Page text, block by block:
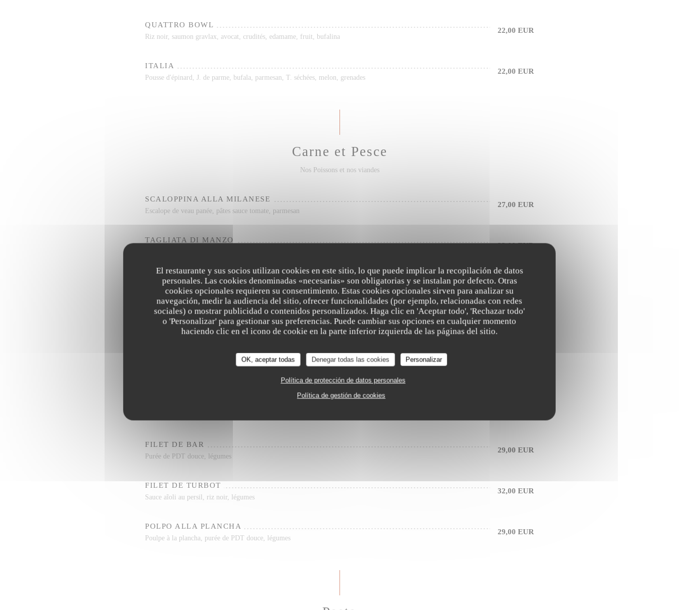
El restaurante y sus socios utilizan cookies en este sitio, lo que puede implicar la recopilación de datos
personales. Las cookies denominadas «necesarias» son obligatorias y se instalan por defecto. Otras
cookies opcionales requieren su consentimiento. Estas cookies opcionales sirven para analizar su
navegación, medir la audiencia del sitio, ofrecer funcionalidades (por ejemplo, relacionadas con redes
sociales) o mostrar publicidad o contenidos personalizados. Haga clic en 'Aceptar todo', 'Rechazar todo'
o 'Personalizar' para gestionar sus preferencias. Puede cambiar sus opciones en cualquier momento
haciendo clic en el icono de cookie en la parte inferior izquierda de las páginas del sitio.
OK, aceptar todas Denegar todas las cookies Personalizar
Política de protección de datos personales
Política de gestión de cookies
QUATTRO BOWL
Riz noir, saumon gravlax, avocat, crudités, edamame, fruit, bufalina
22,00 EUR
ITALIA
Pousse d'épinard, J. de parme, bufala, parmesan, T. séchées, melon, grenades
22,00 EUR
Carne et Pesce
Nos Poissons et nos viandes
SCALOPPINA ALLA MILANESE
Escalope de veau panée, pâtes sauce tomate, parmesan
27,00 EUR
TAGLIATA DI MANZO
33,00 EUR
TARTARE À L’ITALIENNE
Tartare de Boeuf préparé, Pommes Frites, Salade
22,00 EUR
INVOLTINI DI VITELLO
Veau farci (jambon, mozza, basilic), purée de PDT douce, légumes
CÔTE DE BOEUF POUR 1 PERS.
FILET DE BAR
Purée de PDT douce, légumes
29,00 EUR
FILET DE TURBOT
Sauce aĩoli au persil, riz noir, légumes
32,00 EUR
POLPO ALLA PLANCHA
Poulpe à la plancha, purée de PDT douce, légumes
29,00 EUR
Trattoria Quattro